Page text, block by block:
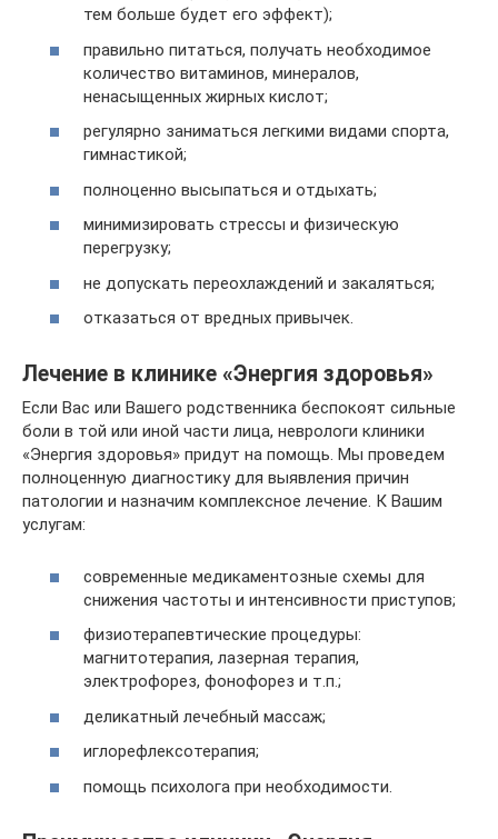
тем больше будет его эффект);
правильно питаться, получать необходимое
количество витаминов, минералов,
ненасыщенных жирных кислот;
регулярно заниматься легкими видами спорта,
гимнастикой;
полноценно высыпаться и отдыхать;
минимизировать стрессы и физическую
перегрузку;
не допускать переохлаждений и закаляться;
отказаться от вредных привычек.
Лечение в клинике «Энергия здоровья»
Если Вас или Вашего родственника беспокоят сильные
боли в той или иной части лица, неврологи клиники
«Энергия здоровья» придут на помощь. Мы проведем
полноценную диагностику для выявления причин
патологии и назначим комплексное лечение. К Вашим
услугам:
современные медикаментозные схемы для
снижения частоты и интенсивности приступов;
физиотерапевтические процедуры:
магнитотерапия, лазерная терапия,
электрофорез, фонофорез и т.п.;
деликатный лечебный массаж;
иглорефлексотерапия;
помощь психолога при необходимости.